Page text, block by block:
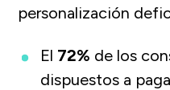
personalización
El 72% de los
dispuestos a